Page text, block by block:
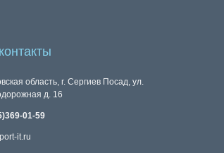
область, г. Сергиев Посад, ул.
д. 16
01-59
it.ru